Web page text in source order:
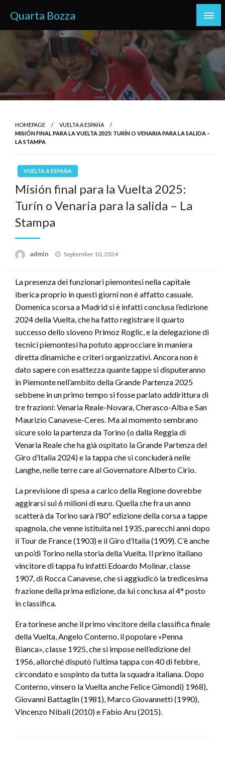
content
Quarta Bozza
HOMEPAGE
VUELTA A ESPAÑA
MISIÓN FINAL PARA LA VUELTA 2025: TURÍN O VENARIA PARA LA SALIDA –
LA STAMPA
VUELTA A ESPAÑA
Misión final para la Vuelta 2025:
Turín o Venaria para la salida – La
Stampa
admin
Posted
September 10, 2024
La presenza dei funzionari piemontesi nella capitale
iberica proprio in questi giorni non è affatto casuale.
Domenica scorsa a Madrid si è infatti conclusa l’edizione
2024 della Vuelta, che ha fatto registrare il quarto
successo dello sloveno Primoz Roglic, e la delegazione di
tecnici piemontesi ha potuto approcciare in maniera
diretta dinamiche e criteri organizzativi. Ancora non è
dato sapere con esattezza quante tappe si disputeranno
in Piemonte nell’ambito della Grande Partenza 2025
sebbene in un primo tempo si fosse parlato addirittura di
tre frazioni: Venaria Reale-Novara, Cherasco-Alba e San
Maurizio Canavese-Ceres. Ma al momento sembrano
sicure solo la partenza da Torino (o dalla Reggia di
Venaria Reale che ha già ospitato la Grande Partenza del
Giro d’Italia 2024) e la tappa che si concluderà nelle
Langhe, nelle terre care al Governatore Alberto Cirio.
La previsione di spesa a carico della Regione dovrebbe
aggirarsi sui 6 milioni di euro. Quella che fra un anno
scatterà da Torino sarà l’80ª edizione della corsa a tappe
spagnola, che venne istituita nel 1935, parecchi anni dopo
il Tour de France (1903) e il Giro d’Italia (1909). C’è anche
un po’di Torino nella storia della Vuelta. Il primo italiano
vincitore di tappa fu infatti Edoardo Molinar, classe
1907, di Rocca Canavese, che si aggiudicò la tredicesima
frazione della prima edizione, da lui conclusa al 4° posto
in classifica.
Era torinese anche il primo vincitore della classifica finale
della Vuelta, Angelo Conterno, il popolare «Penna
Bianca», classe 1925, che si impose nell’edizione del
1956, allorché disputò l’ultima tappa con 40 di febbre,
circondato e sospinto da tutta la squadra italiana. Dopo
Conterno, vinsero la Vuelta anche Felice Gimondi) 1968),
Giovanni Battaglin (1981), Marco Giovannetti (1990),
Vincenzo Nibali (2010) e Fabio Aru (2015).